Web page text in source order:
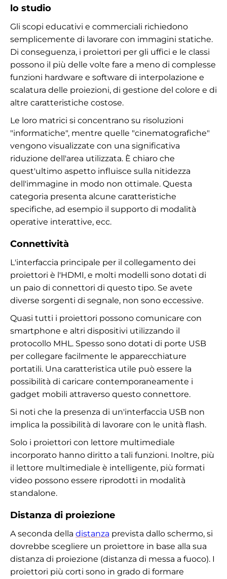
lo studio
Gli scopi educativi e commerciali richiedono
semplicemente di lavorare con immagini statiche.
Di conseguenza, i proiettori per gli uffici e le classi
possono il più delle volte fare a meno di complesse
funzioni hardware e software di interpolazione e
scalatura delle proiezioni, di gestione del colore e di
altre caratteristiche costose.
Le loro matrici si concentrano su risoluzioni
"informatiche", mentre quelle "cinematografiche"
vengono visualizzate con una significativa
riduzione dell'area utilizzata. È chiaro che
quest'ultimo aspetto influisce sulla nitidezza
dell'immagine in modo non ottimale. Questa
categoria presenta alcune caratteristiche
specifiche, ad esempio il supporto di modalità
operative interattive, ecc.
Connettività
L'interfaccia principale per il collegamento dei
proiettori è l'HDMI, e molti modelli sono dotati di
un paio di connettori di questo tipo. Se avete
diverse sorgenti di segnale, non sono eccessive.
Quasi tutti i proiettori possono comunicare con
smartphone e altri dispositivi utilizzando il
protocollo MHL. Spesso sono dotati di porte USB
per collegare facilmente le apparecchiature
portatili. Una caratteristica utile può essere la
possibilità di caricare contemporaneamente i
gadget mobili attraverso questo connettore.
Si noti che la presenza di un'interfaccia USB non
implica la possibilità di lavorare con le unità flash.
Solo i proiettori con lettore multimediale
incorporato hanno diritto a tali funzioni. Inoltre, più
il lettore multimediale è intelligente, più formati
video possono essere riprodotti in modalità
standalone.
Distanza di proiezione
A seconda della distanza prevista dallo schermo, si
dovrebbe scegliere un proiettore in base alla sua
distanza di proiezione (distanza di messa a fuoco). I
proiettori più corti sono in grado di formare